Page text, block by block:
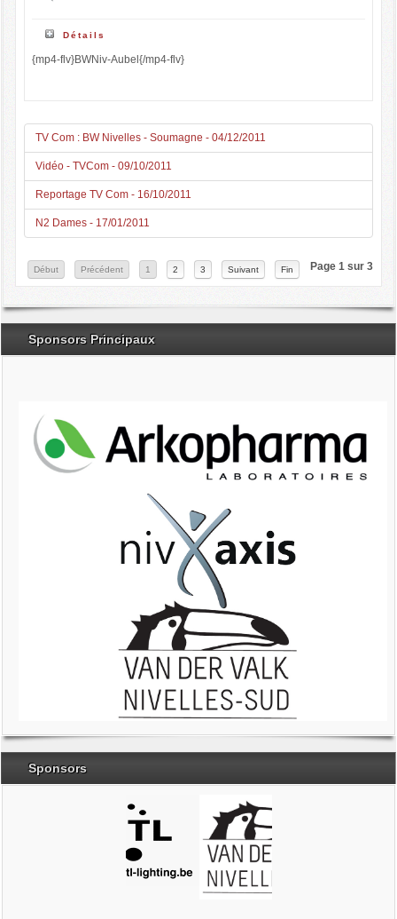
Détails
{mp4-flv}BWNiv-Aubel{/mp4-flv}
TV Com : BW Nivelles - Soumagne - 04/12/2011
Vidéo - TVCom - 09/10/2011
Reportage TV Com - 16/10/2011
N2 Dames - 17/01/2011
Page 1 sur 3
Début Précédent 1 2 3 Suivant Fin
Sponsors Principaux
Sponsors